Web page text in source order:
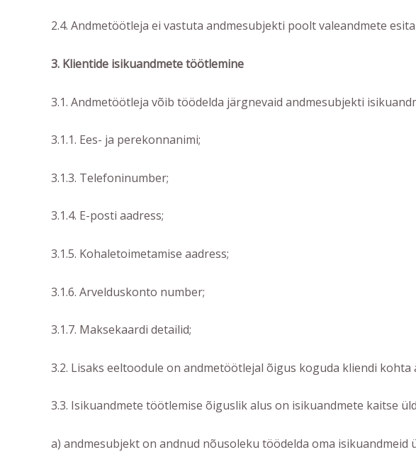
2.4. Andmetöötleja ei vastuta andmesubjekti poolt valeandmete
3. Klientide isikuandmete töötlemine
3.1. Andmetöötleja võib töödelda järgnevaid andmesubjekti
3.1.1. Ees- ja perekonnanimi;
3.1.3. Telefoninumber;
3.1.4. E-posti aadress;
3.1.5. Kohaletoimetamise aadress;
3.1.6. Arvelduskonto number;
3.1.7. Maksekaardi detailid;
3.2. Lisaks eeltoodule on andmetöötlejal õigus koguda kliendi
3.3. Isikuandmete töötlemise õiguslik alus on isikuandmete kaitse
a) andmesubjekt on andnud nõusoleku töödelda oma isikuandmeid